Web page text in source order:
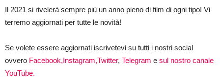
Il 2021 si rivelerà sempre più un anno pieno di film di ogni tipo! Vi
terremo aggiornati per tutte le novità!
Se volete essere aggiornati iscrivetevi su tutti i nostri social
ovvero Facebook,Instagram,Twitter, Telegram e sul nostro canale
YouTube.